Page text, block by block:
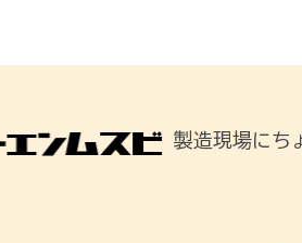
製造現場にち